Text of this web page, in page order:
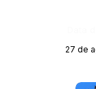
27 de